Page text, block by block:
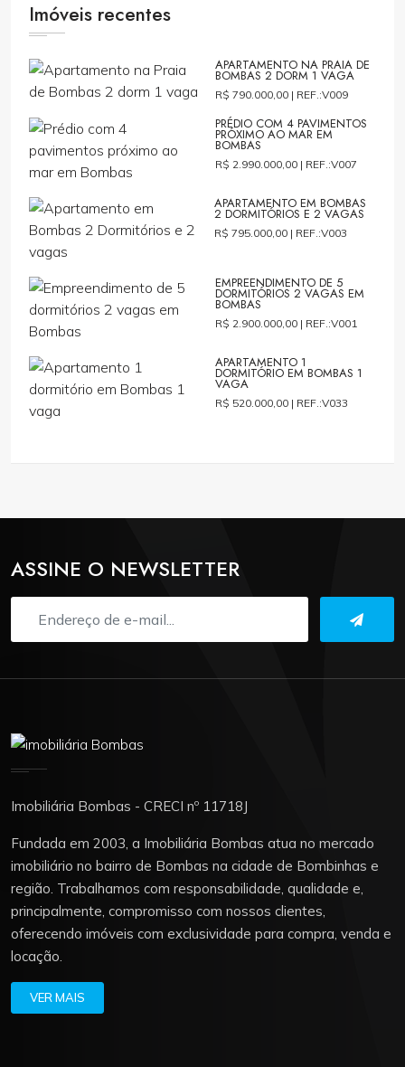
Imóveis recentes
APARTAMENTO NA PRAIA DE
BOMBAS 2 DORM 1 VAGA
R$ 790.000,00 | REF.:V009
PRÉDIO COM 4 PAVIMENTOS
PRÓXIMO AO MAR EM
BOMBAS
R$ 2.990.000,00 | REF.:V007
APARTAMENTO EM BOMBAS
2 DORMITÓRIOS E 2 VAGAS
R$ 795.000,00 | REF.:V003
EMPREENDIMENTO DE 5
DORMITÓRIOS 2 VAGAS EM
BOMBAS
R$ 2.900.000,00 | REF.:V001
APARTAMENTO 1
DORMITÓRIO EM BOMBAS 1
VAGA
R$ 520.000,00 | REF.:V033
ASSINE O NEWSLETTER
Imobiliária Bombas - CRECI nº 11718J
Fundada em 2003, a Imobiliária Bombas atua no mercado
imobiliário no bairro de Bombas na cidade de Bombinhas e
região. Trabalhamos com responsabilidade, qualidade e,
principalmente, compromisso com nossos clientes,
oferecendo imóveis com exclusividade para compra, venda e
locação.
VER MAIS